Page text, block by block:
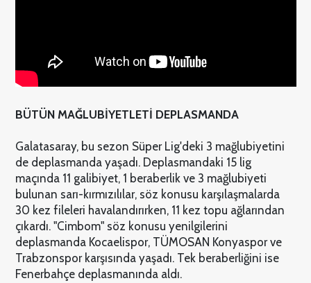
BÜTÜN MAĞLUBİYETLETİ DEPLASMANDA
Galatasaray, bu sezon Süper Lig'deki 3 mağlubiyetini
de deplasmanda yaşadı. Deplasmandaki 15 lig
maçında 11 galibiyet, 1 beraberlik ve 3 mağlubiyeti
bulunan sarı-kırmızılılar, söz konusu karşılaşmalarda
30 kez fileleri havalandırırken, 11 kez topu ağlarından
çıkardı. "Cimbom" söz konusu yenilgilerini
deplasmanda Kocaelispor, TÜMOSAN Konyaspor ve
Trabzonspor karşısında yaşadı. Tek beraberliğini ise
Fenerbahçe deplasmanında aldı.